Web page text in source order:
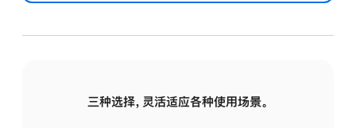
三种选择，灵活适应各种使用场景。